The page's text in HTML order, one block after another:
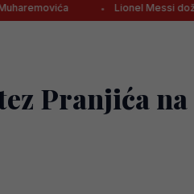
Lionel Messi doživio veliku
Pranjića